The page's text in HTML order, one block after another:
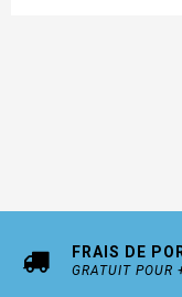
FRAIS DE
GRATUIT POUR